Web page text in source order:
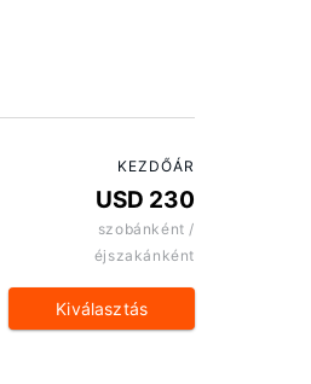
KEZDŐÁR
USD 230
szobánként /
éjszakánként
Kiválasztás